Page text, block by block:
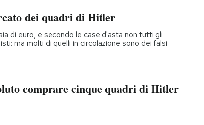
dei quadri di Hitler
di euro, e secondo le case d'asta non tutti gli
ma molti di quelli in circolazione sono dei falsi
comprare cinque quadri di Hitler